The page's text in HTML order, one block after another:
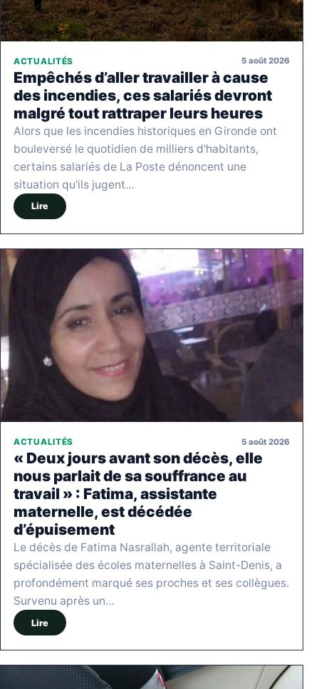
ACTUALITÉS 5 août 2026
Empêchés d’aller travailler à cause
des incendies, ces salariés devront
malgré tout rattraper leurs heures
Alors que les incendies historiques en Gironde ont
bouleversé le quotidien de milliers d'habitants,
certains salariés de La Poste dénoncent une
situation qu'ils jugent…
Lire
ACTUALITÉS 5 août 2026
« Deux jours avant son décès, elle
nous parlait de sa souffrance au
travail » : Fatima, assistante
maternelle, est décédée
d’épuisement
Le décès de Fatima Nasrallah, agente territoriale
spécialisée des écoles maternelles à Saint-Denis, a
profondément marqué ses proches et ses collègues.
Survenu après un…
Lire